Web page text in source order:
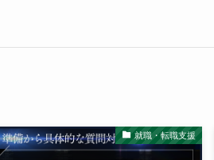
就職・転職支援